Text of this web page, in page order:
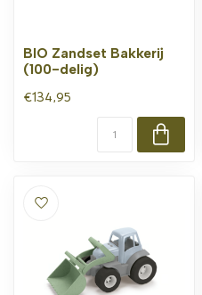
BIO Zandset Bakkerij
(100-delig)
€134,95